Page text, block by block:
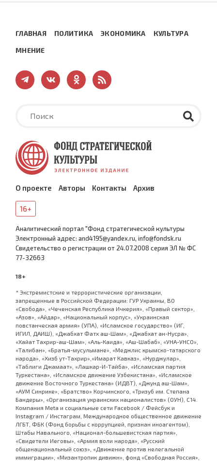
ГЛАВНАЯ ПОЛИТИКА ЭКОНОМИКА КУЛЬТУРА
МНЕНИЕ
О проекте Авторы Контакты Архив
16+
Аналитический портал "Фонд стратегической культуры
Электронный адрес: and4195@yandex.ru, info@fondsk.ru
Cвидетельство о регистрации от 24.07.2008 серия ЭЛ № ФС
77-32663
18+
* Экстремистские и террористические организации,
запрещенные в Российской Федерации: ГУР Украины, ВО
«Свобода», «Чеченская Республика Ичкерия», «Правый сектор»,
«Азов», «Айдар», «Национальный корпус», «Украинская
повстанческая армия» (УПА), «Исламское государство» (ИГ,
ИГИЛ, ДАИШ), «Джабхат Фатх аш-Шам», «Джабхат ан-Нусра»,
«Хайат Тахрир-аш-Шам», «Аль-Каида», «Аш-Шабаб», «УНА-УНСО»,
«Талибан», «Братья-мусульмане», «Меджлис крымско-татарского
народа», «Хизб ут-Тахрир»,«Имарат Кавказ», «Нурджулар»,
«Таблиги Джамаат», «Лашкар-И-Тайба», «Исламская партия
Туркестана», «Исламское движение Узбекистана», «Исламское
движение Восточного Туркестана» (ИДВТ), «Джунд аш-Шам»,
«АУМ Синрике», «Братство» Корчинского, «Тризуб им. Степана
Бандеры», «Организация украинских националистов» (ОУН), С14.
Компания Meta и социальные сети Facebook / Фейсбук и
Instagram / Инстаграм, Международное общественное движение
ЛГБТ, ФБК (Фонд борьбы с коррупцией, признан иноагентом),
Штабы Навального, «Национал-большевистская партия»,
«Свидетели Иеговы», «Армия воли народа», «Русский
общенациональный союз», «Движение против нелегальной
иммиграции», «Мизантропик дивижн», фонд «Свободная Россия»,